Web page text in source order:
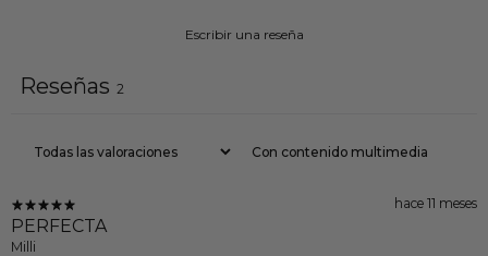
Escribir una reseña
Reseñas 2
Con contenido multimedia
hace 11 meses
PERFECTA
Milli